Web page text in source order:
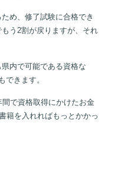
め、修了試験に合格でき
う 2割が戻りますが、それ
内で可能である資格な
できます。
間で資格取得にかけたお金
籍を入れればもっとかかっ